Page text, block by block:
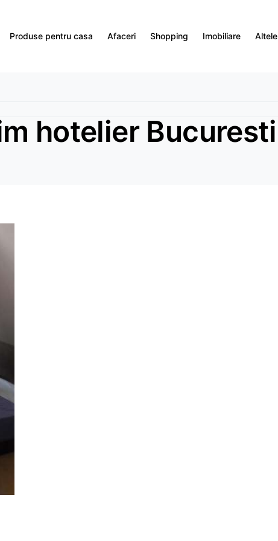
Produse pentru casa Afaceri Shopping Imobiliare Altele
hotelier Bucuresti